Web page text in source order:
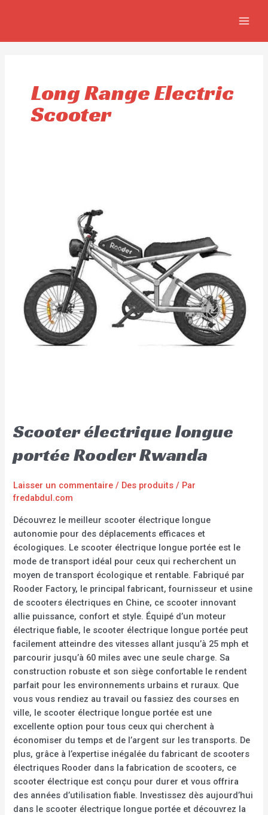
Long Range Electric
Scooter
Scooter électrique longue
portée Rooder Rwanda
Laisser un commentaire / Des produits / Par
fredabdul.com
Découvrez le meilleur scooter électrique longue
autonomie pour des déplacements efficaces et
écologiques. Le scooter électrique longue portée est le
mode de transport idéal pour ceux qui recherchent un
moyen de transport écologique et rentable. Fabriqué par
Rooder Factory, le principal fabricant, fournisseur et usine
de scooters électriques en Chine, ce scooter innovant
allie puissance, confort et style. Équipé d’un moteur
électrique fiable, le scooter électrique longue portée peut
facilement atteindre des vitesses allant jusqu’à 25 mph et
parcourir jusqu’à 60 miles avec une seule charge. Sa
construction robuste et son siège confortable le rendent
parfait pour les environnements urbains et ruraux. Que
vous vous rendiez au travail ou fassiez des courses en
ville, le scooter électrique longue portée est une
excellente option pour tous ceux qui cherchent à
économiser du temps et de l’argent sur les transports. De
plus, grâce à l’expertise inégalée du fabricant de scooters
électriques Rooder dans la fabrication de scooters, ce
scooter électrique est conçu pour durer et vous offrira
des années d’utilisation fiable. Investissez dès aujourd’hui
dans le scooter électrique longue portée et découvrez la